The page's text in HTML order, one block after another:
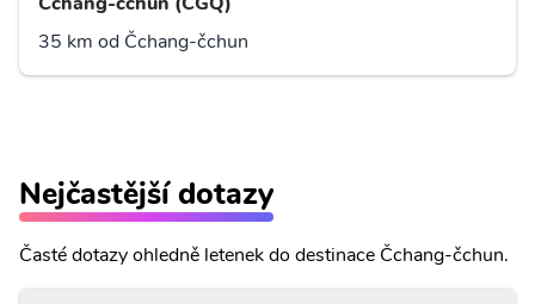
35 km od Čchang-čchun
Nejčastější dotazy
Časté dotazy ohledně letenek do destinace Čchang-čchun.